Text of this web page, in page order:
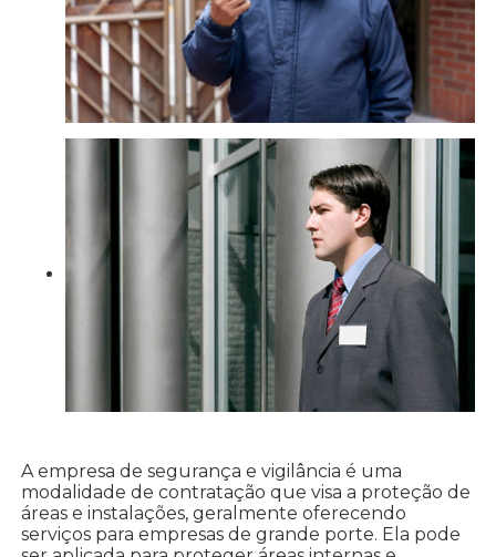
A empresa de segurança e vigilância é uma
modalidade de contratação que visa a proteção de
áreas e instalações, geralmente oferecendo
serviços para empresas de grande porte. Ela pode